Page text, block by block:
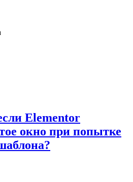
Elementor
окно при попытке